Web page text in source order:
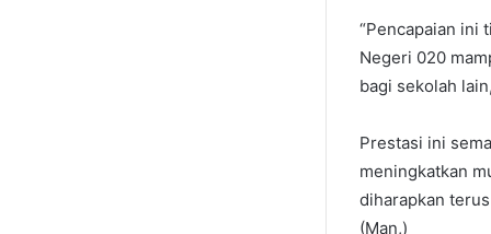
“Pencapaian ini
Negeri 020
bagi sekolah
Prestasi ini
meningkatkan
diharapkan
(Man,)